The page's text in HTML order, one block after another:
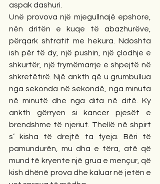
aspak dashuri.
Unë provova një mjegullnajë epshore,
nën dritën e kuqe të abazhurëve,
përqark shtratit me hekura. Ndoshta
ish për të dy, një pushin, një çlodhje e
shkurtër, një frymëmarrje e shpejtë në
shkretëtirë. Një ankth që u grumbullua
nga sekonda në sekondë, nga minuta
në minutë dhe nga dita në ditë. Ky
ankth gërryen si kancer pjesët e
brendshme të njeriut. Thellë në shpirt
s’ kisha të drejtë ta fyeja. Bëri të
pamundurën, mu dha e tëra, atë që
mund të kryente një grua e mençur, që
kish dhënë prova dhe kaluar në jetën e